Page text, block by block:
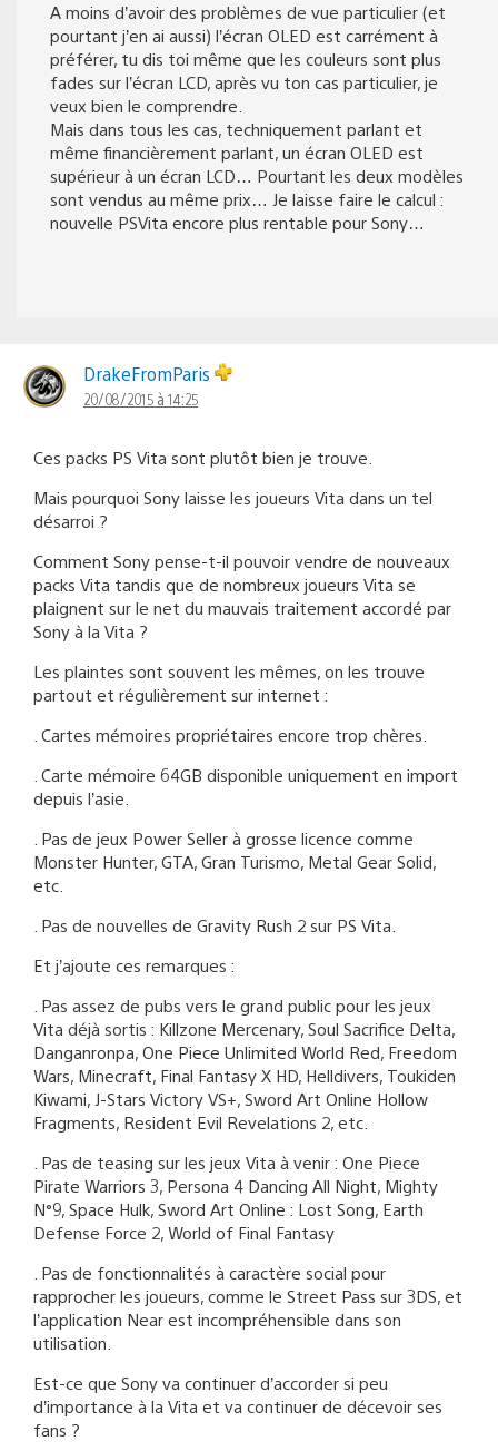
A moins d’avoir des problèmes de vue particulier (et
pourtant j’en ai aussi) l’écran OLED est carrément à
préférer, tu dis toi même que les couleurs sont plus
fades sur l’écran LCD, après vu ton cas particulier, je
veux bien le comprendre.
Mais dans tous les cas, techniquement parlant et
même financièrement parlant, un écran OLED est
supérieur à un écran LCD… Pourtant les deux modèles
sont vendus au même prix… Je laisse faire le calcul :
nouvelle PSVita encore plus rentable pour Sony…
DrakeFromParis
20/08/2015 à 14:25
Ces packs PS Vita sont plutôt bien je trouve.
Mais pourquoi Sony laisse les joueurs Vita dans un tel
désarroi ?
Comment Sony pense-t-il pouvoir vendre de nouveaux
packs Vita tandis que de nombreux joueurs Vita se
plaignent sur le net du mauvais traitement accordé par
Sony à la Vita ?
Les plaintes sont souvent les mêmes, on les trouve
partout et régulièrement sur internet :
. Cartes mémoires propriétaires encore trop chères.
. Carte mémoire 64GB disponible uniquement en import
depuis l’asie.
. Pas de jeux Power Seller à grosse licence comme
Monster Hunter, GTA, Gran Turismo, Metal Gear Solid,
etc.
. Pas de nouvelles de Gravity Rush 2 sur PS Vita.
Et j’ajoute ces remarques :
. Pas assez de pubs vers le grand public pour les jeux
Vita déjà sortis : Killzone Mercenary, Soul Sacrifice Delta,
Danganronpa, One Piece Unlimited World Red, Freedom
Wars, Minecraft, Final Fantasy X HD, Helldivers, Toukiden
Kiwami, J-Stars Victory VS+, Sword Art Online Hollow
Fragments, Resident Evil Revelations 2, etc.
. Pas de teasing sur les jeux Vita à venir : One Piece
Pirate Warriors 3, Persona 4 Dancing All Night, Mighty
N°9, Space Hulk, Sword Art Online : Lost Song, Earth
Defense Force 2, World of Final Fantasy
. Pas de fonctionnalités à caractère social pour
rapprocher les joueurs, comme le Street Pass sur 3DS, et
l’application Near est incompréhensible dans son
utilisation.
Est-ce que Sony va continuer d’accorder si peu
d’importance à la Vita et va continuer de décevoir ses
fans ?